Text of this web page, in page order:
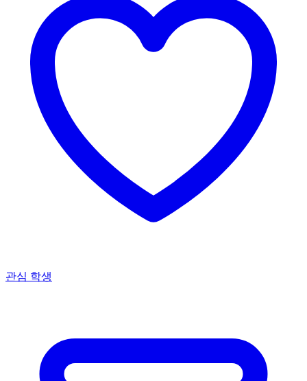
관심 학생